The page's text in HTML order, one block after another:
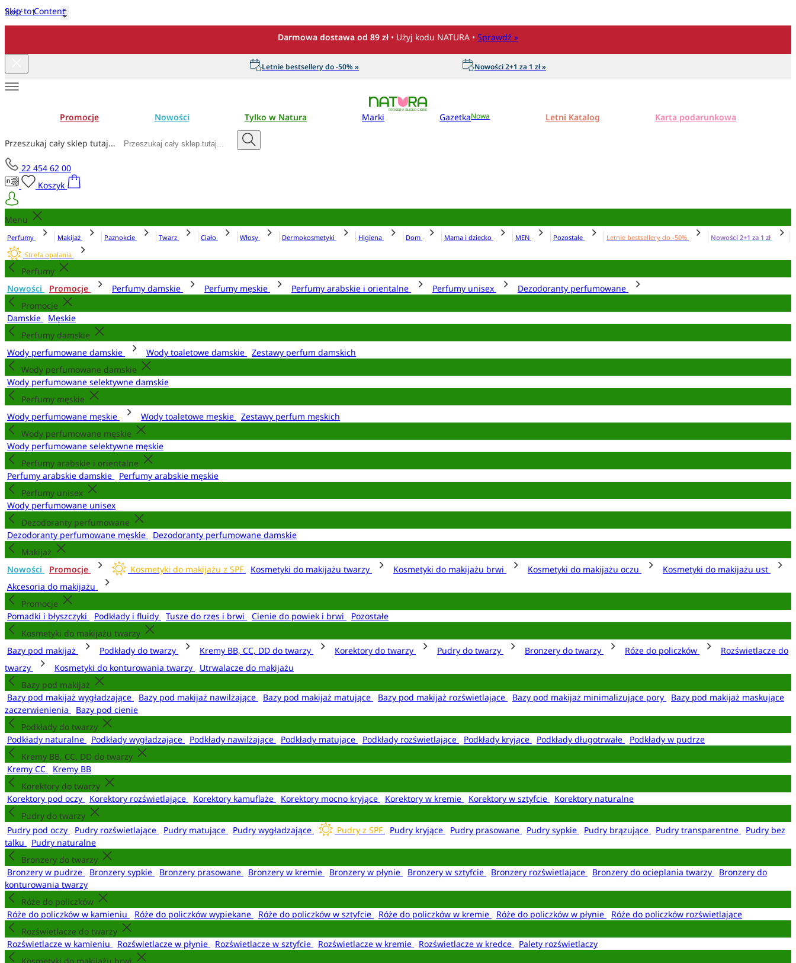
Skip to Content
Darmowa dostawa od 89 zł • Użyj kodu NATURA • Sprawdź »
Letnie bestsellery do -50% » Nowości 2+1 za 1 zł »
Promocje Nowości Tylko w Natura Marki GazetkaNowa Letni Katalog Karta podarunkowa
Przeszukaj cały sklep tutaj...
22 454 62 00
Koszyk
Menu
Perfumy Makijaż Paznokcie Twarz Ciało Włosy Dermokosmetyki Higiena Dom Mama i dziecko MEN Pozostałe Letnie bestsellery do -50%
Nowości 2+1 za 1 zł
Strefa opalania
Perfumy
Nowości
Promocje Perfumy damskie Perfumy męskie Perfumy arabskie i orientalne Perfumy unisex
Dezodoranty perfumowane
Promocje
Damskie
Męskie
Perfumy damskie
Wody perfumowane damskie
Wody toaletowe damskie
Zestawy perfum damskich
Wody perfumowane damskie
Wody perfumowane selektywne damskie
Perfumy męskie
Wody perfumowane męskie
Wody toaletowe męskie
Zestawy perfum męskich
Wody perfumowane męskie
Wody perfumowane selektywne męskie
Perfumy arabskie i orientalne
Perfumy arabskie damskie
Perfumy arabskie męskie
Perfumy unisex
Wody perfumowane unisex
Dezodoranty perfumowane
Dezodoranty perfumowane męskie
Dezodoranty perfumowane damskie
Makijaż
Nowości
Promocje Kosmetyki do makijażu z SPF Kosmetyki do makijażu twarzy Kosmetyki do makijażu brwi Kosmetyki do makijażu oczu
Kosmetyki do makijażu ust
Akcesoria do makijażu
Promocje
Pomadki i błyszczyki
Podkłady i fluidy Tusze do rzęs i brwi Cienie do powiek i brwi
Pozostałe
Kosmetyki do makijażu twarzy
Bazy pod makijaż
Podkłady do twarzy Kremy BB, CC, DD do twarzy Korektory do twarzy Pudry do twarzy Bronzery do twarzy Róże do policzków
Rozświetlacze do
twarzy
Kosmetyki do konturowania twarzy
Utrwalacze do makijażu
Bazy pod makijaż
Bazy pod makijaż wygładzające
Bazy pod makijaż nawilżające Bazy pod makijaż matujące Bazy pod makijaż rozświetlające Bazy pod makijaż minimalizujące pory
Bazy pod makijaż maskujące
zaczerwienienia
Bazy pod cienie
Podkłady do twarzy
Podkłady naturalne
Podkłady wygładzające Podkłady nawilżające Podkłady matujące Podkłady rozświetlające Podkłady kryjące Podkłady długotrwałe
Podkłady w pudrze
Kremy BB, CC, DD do twarzy
Kremy CC
Kremy BB
Korektory do twarzy
Korektory pod oczy
Korektory rozświetlające Korektory kamuflaże Korektory mocno kryjące Korektory w kremie Korektory w sztyfcie
Korektory naturalne
Pudry do twarzy
Pudry pod oczy
Pudry rozświetlające Pudry matujące Pudry wygładzające Pudry z SPF Pudry kryjące Pudry prasowane Pudry sypkie Pudry brązujące Pudry transparentne
Pudry bez
talku
Pudry naturalne
Bronzery do twarzy
Bronzery w pudrze
Bronzery sypkie Bronzery prasowane Bronzery w kremie Bronzery w płynie Bronzery w sztyfcie Bronzery rozświetlające Bronzery do ocieplania twarzy
Bronzery do
konturowania twarzy
Róże do policzków
Róże do policzków w kamieniu
Róże do policzków wypiekane Róże do policzków w sztyfcie Róże do policzków w kremie Róże do policzków w płynie
Róże do policzków rozświetlające
Rozświetlacze do twarzy
Rozświetlacze w kamieniu
Rozświetlacze w płynie Rozświetlacze w sztyfcie Rozświetlacze w kremie Rozświetlacze w kredce
Palety rozświetlaczy
Ilość